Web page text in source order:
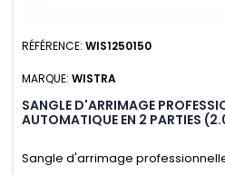
RÉFÉRENCE: WIS1250150
MARQUE: WISTRA
SANGLE D'ARRIMAGE
AUTOMATIQUE EN 2 PARTIES
Sangle d'arrimage